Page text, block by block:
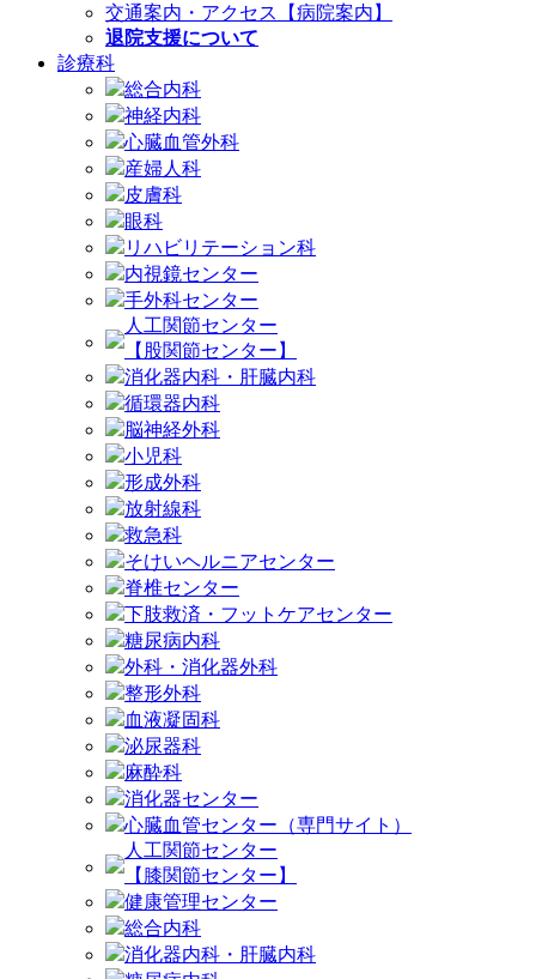
交通案内・アクセス【病院案内】
退院支援について
診療科
総合内科
神経内科
心臓血管外科
産婦人科
皮膚科
眼科
リハビリテーション科
内視鏡センター
手外科センター
人工関節センター
【股関節センター】
消化器内科・肝臓内科
循環器内科
脳神経外科
小児科
形成外科
放射線科
救急科
そけいヘルニアセンター
脊椎センター
下肢救済・フットケアセンター
糖尿病内科
外科・消化器外科
整形外科
血液凝固科
泌尿器科
麻酔科
消化器センター
心臓血管センター（専門サイト）
人工関節センター
【膝関節センター】
健康管理センター
総合内科
消化器内科・肝臓内科